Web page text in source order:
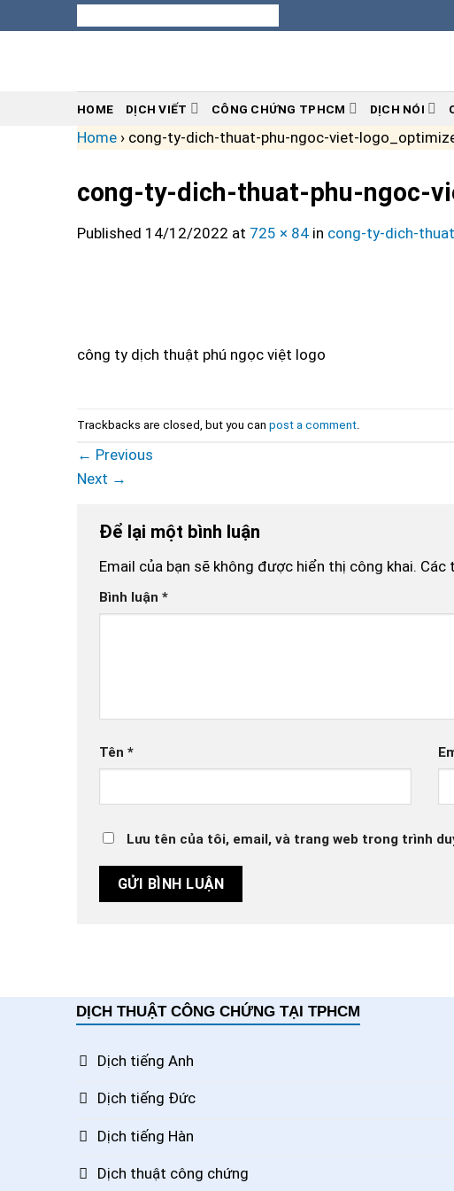
to
HOME DỊCH VIẾT CÔNG CHỨNG TPHCM DỊCH NÓI
Home › cong-ty-dich-thuat-phu-ngoc-viet-
cong-ty-dich-thuat-phu-ngoc-
Published 14/12/2022 at 725 × 84 in cong-ty-dich-
công ty dịch thuật phú ngọc việt logo
Trackbacks are closed, but you can post a comment
← Previous
Next →
Để lại một bình luận
Email của bạn sẽ không được hiển thị công khai. Các
Bình luận *
Tên *
Lưu tên của tôi, email, và trang web trong trình
DỊCH THUẬT CÔNG CHỨNG TẠI TPHCM
Dịch tiếng Anh
Dịch tiếng Đức
Dịch tiếng Hàn
Dịch thuật công chứng